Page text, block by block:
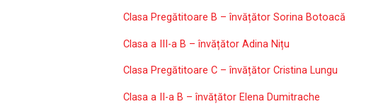
Clasa Pregătitoare B – învățător Sorina Botoacă
Clasa a III-a B – învățător Adina Nițu
Clasa Pregătitoare C – învățător Cristina Lungu
Clasa a II-a B – învățător Elena Dumitrache